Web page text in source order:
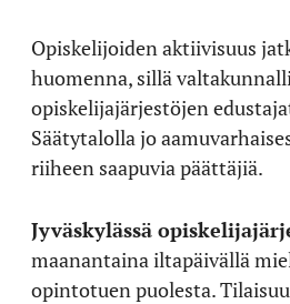
Opiskelijoiden aktiivisuus
huomenna, sillä
opiskelijajärjestöjen
Säätytalolla jo
riiheen saapuvia päättäjiä.
Jyväskylässä
maanantaina iltapäivällä
opintotuen puolesta.